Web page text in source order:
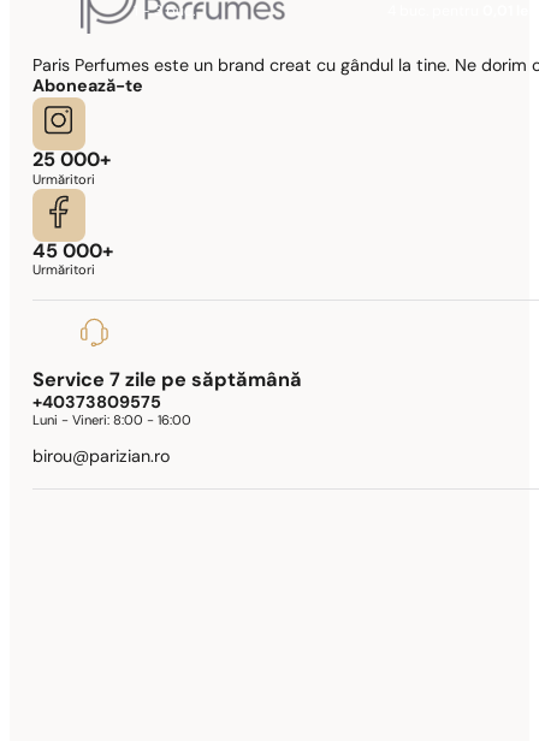
1 - 3 buc.
Paris Perfumes este un brand creat cu gândul la tine. Ne
Abonează-te
25 000+
Urmăritori
45 000+
Urmăritori
Service 7 zile pe săptămână
+40373809575
Luni - Vineri:8:00 - 16:00
birou@parizian.ro